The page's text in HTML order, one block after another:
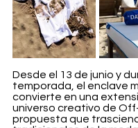
Desde el 13 de junio y
temporada, el enclave
convierte en una
universo creativo de
propuesta que